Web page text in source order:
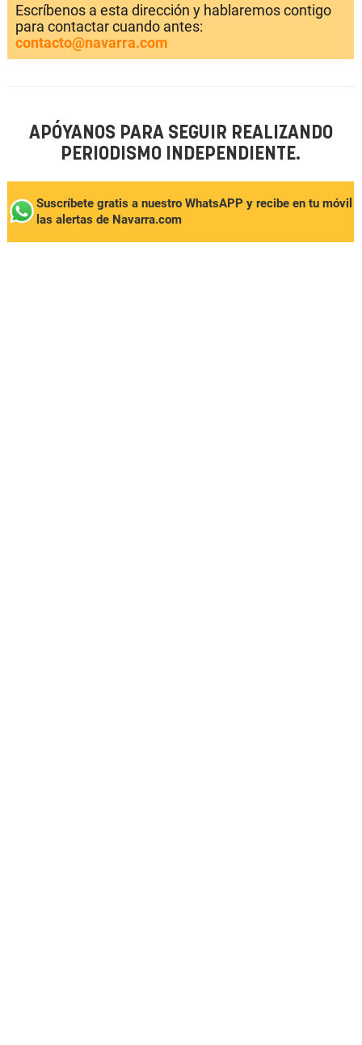
Escríbenos a esta dirección y hablaremos contigo
para contactar cuando antes:
contacto@navarra.com
APÓYANOS PARA SEGUIR REALIZANDO
PERIODISMO INDEPENDIENTE.
Suscríbete gratis a nuestro WhatsAPP y recibe en tu móvil
las alertas de Navarra.com